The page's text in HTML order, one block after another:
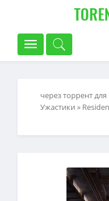
через торрент
Ужастики »